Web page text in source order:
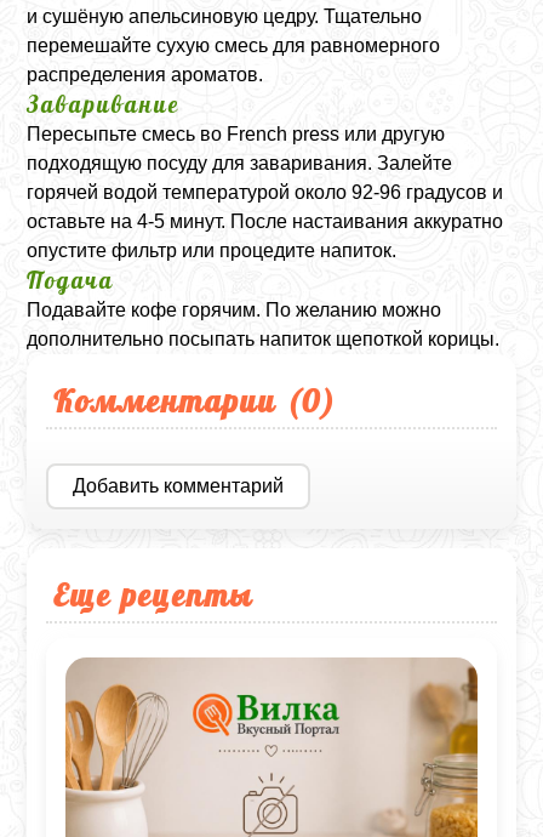
и сушёную апельсиновую цедру. Тщательно
перемешайте сухую смесь для равномерного
распределения ароматов.
Заваривание
Пересыпьте смесь во French press или другую
подходящую посуду для заваривания. Залейте
горячей водой температурой около 92-96 градусов и
оставьте на 4-5 минут. После настаивания аккуратно
опустите фильтр или процедите напиток.
Подача
Подавайте кофе горячим. По желанию можно
дополнительно посыпать напиток щепоткой корицы.
Комментарии (0)
Добавить комментарий
Еще рецепты